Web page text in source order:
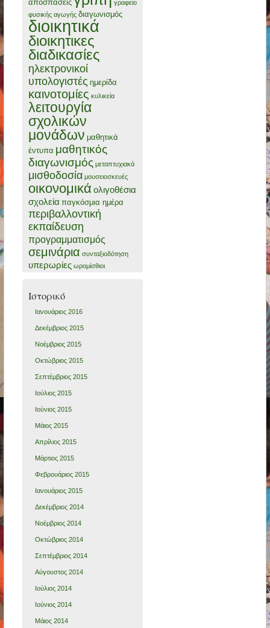
αποσπάσεις
γραφείο
φυσικής αγωγής διαγωνισμός
διοικητικά
διοικητικες
διαδικασίες
ηλεκτρονικοί
υπολογιστές ημερίδα
καινοτομίες κυλικεία
λειτουργία
σχολικών
μονάδων μαθητικά
έντυπα μαθητικός
διαγωνισμός μεταπτυχιακά
μισθοδοσία μουσειοσκευές
οικονομικά ολιγοθέσια
σχολεία παγκόσμια ημέρα
περιβαλλοντική
εκπαίδευση
προγραμματισμός
σεμινάρια συνταξιοδότηση
υπερωρίες ωρομίσθιοι
Ιστορικό
Ιανουάριος 2016
Δεκέμβριος 2015
Νοέμβριος 2015
Οκτώβριος 2015
Σεπτέμβριος 2015
Ιούλιος 2015
Ιούνιος 2015
Μάιος 2015
Απρίλιος 2015
Μάρτιος 2015
Φεβρουάριος 2015
Ιανουάριος 2015
Δεκέμβριος 2014
Νοέμβριος 2014
Οκτώβριος 2014
Σεπτέμβριος 2014
Αύγουστος 2014
Ιούλιος 2014
Ιούνιος 2014
Μάιος 2014